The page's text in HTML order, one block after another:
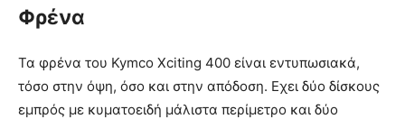
Φρένα
Τα φρένα του Kymco Xciting 400 είναι εντυπωσιακά,
τόσο στην όψη, όσο και στην απόδοση. Εχει δύο δίσκους
εμπρός με κυματοειδή μάλιστα περίμετρο και δύο